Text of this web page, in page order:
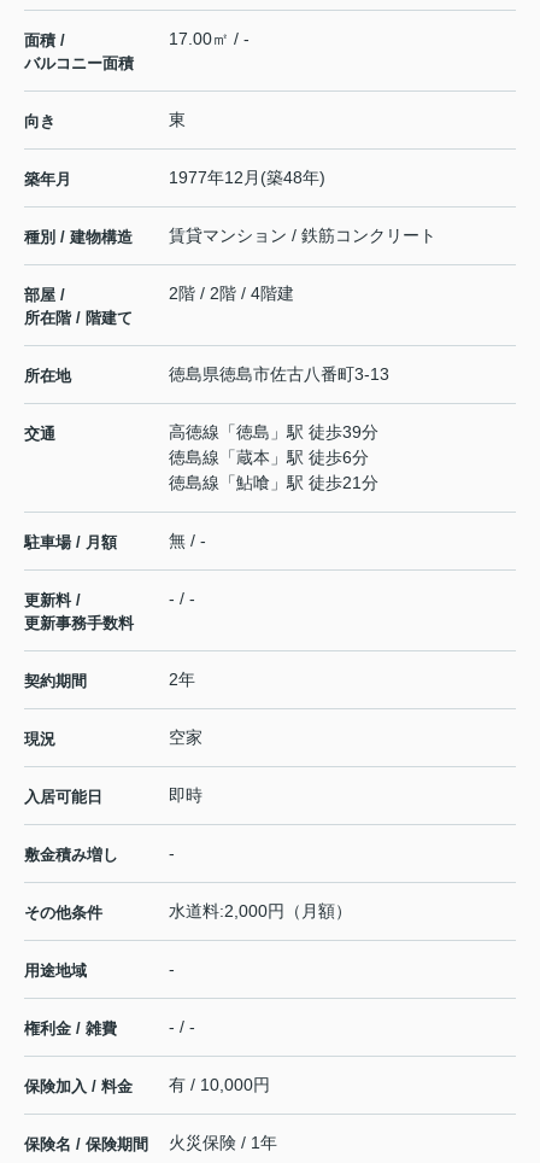
面積 /
バルコニー面積
17.00㎡ / -
向き 東
築年月 1977年12月(築48年)
種別 / 建物構造 賃貸マンション / 鉄筋コンクリート
部屋 /
所在階 / 階建て
2階 / 2階 / 4階建
所在地 徳島県徳島市佐古八番町3-13
交通 高徳線 「徳島 」駅 徒歩39分
徳島線 「蔵本 」駅 徒歩6分
徳島線 「鮎喰 」駅 徒歩21分
駐車場 / 月額 無 / -
更新料 /
更新事務手数料
- / -
契約期間 2年
現況 空家
入居可能日 即時
敷金積み増し -
その他条件 水道料:2,000円（月額）
用途地域 -
権利金 / 雑費 - / -
保険加入 / 料金 有 / 10,000円
保険名 / 保険期間 火災保険 / 1年